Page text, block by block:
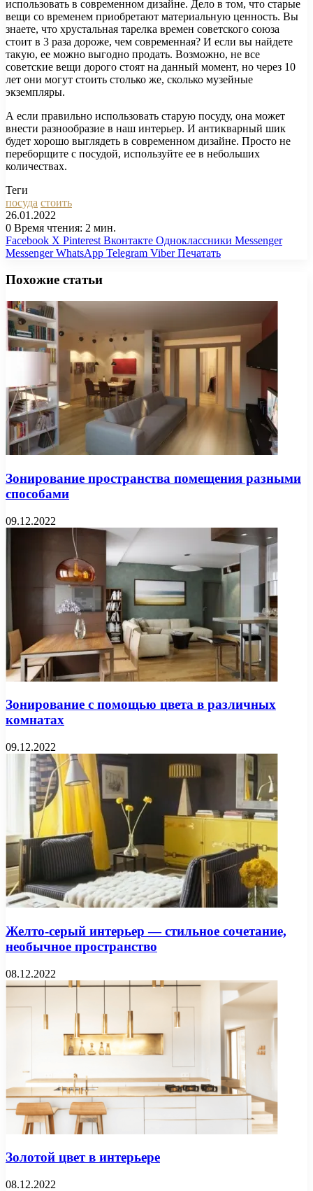
использовать в современном дизайне. Дело в том, что старые
вещи со временем приобретают материальную ценность. Вы
знаете, что хрустальная тарелка времен советского союза
стоит в 3 раза дороже, чем современная? И если вы найдете
такую, ее можно выгодно продать. Возможно, не все
советские вещи дорого стоят на данный момент, но через 10
лет они могут стоить столько же, сколько музейные
экземпляры.
А если правильно использовать старую посуду, она может
внести разнообразие в наш интерьер. И антикварный шик
будет хорошо выглядеть в современном дизайне. Просто не
переборщите с посудой, используйте ее в небольших
количествах.
Теги
посуда стоить
26.01.2022
0 Время чтения: 2 мин.
Facebook X Pinterest Вконтакте Одноклассники Messenger
Messenger WhatsApp Telegram Viber Печатать
Похожие статьи
Зонирование пространства помещения разными
способами
09.12.2022
Зонирование с помощью цвета в различных
комнатах
09.12.2022
Желто-серый интерьер — стильное сочетание,
необычное пространство
08.12.2022
Золотой цвет в интерьере
08.12.2022